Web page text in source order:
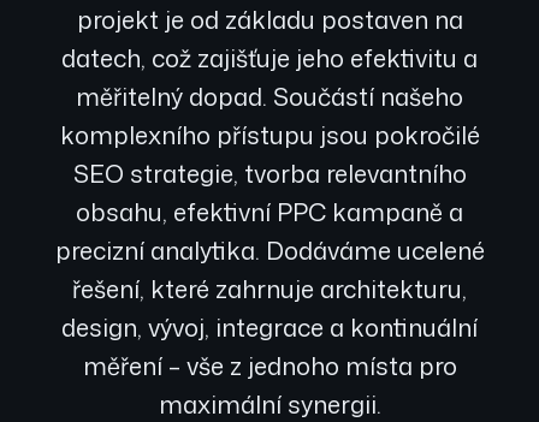
projekt je od základu postaven na
datech, což zajišťuje jeho efektivitu a
měřitelný dopad. Součástí našeho
komplexního přístupu jsou pokročilé
SEO strategie, tvorba relevantního
obsahu, efektivní PPC kampaně a
precizní analytika. Dodáváme ucelené
řešení, které zahrnuje architekturu,
design, vývoj, integrace a kontinuální
měření – vše z jednoho místa pro
maximální synergii.